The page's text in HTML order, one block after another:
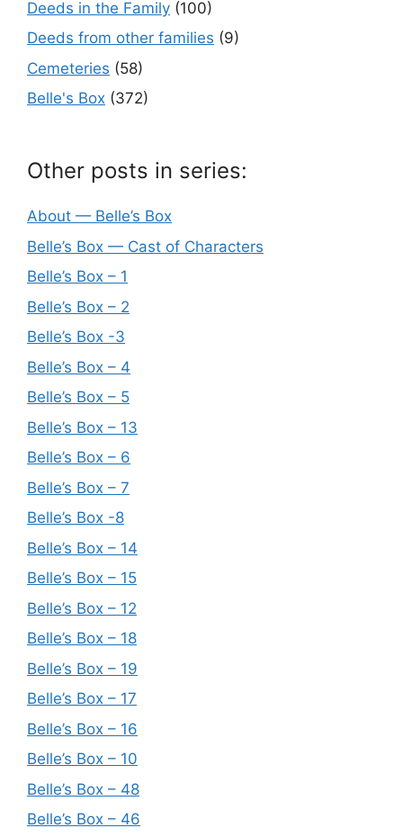
Deeds in the Family (100)
Deeds from other families (9)
Cemeteries (58)
Belle's Box (372)
Other posts in series:
About — Belle’s Box
Belle’s Box — Cast of Characters
Belle’s Box – 1
Belle’s Box – 2
Belle’s Box -3
Belle’s Box – 4
Belle’s Box – 5
Belle’s Box – 13
Belle’s Box – 6
Belle’s Box – 7
Belle’s Box -8
Belle’s Box – 14
Belle’s Box – 15
Belle’s Box – 12
Belle’s Box – 18
Belle’s Box – 19
Belle’s Box – 17
Belle’s Box – 16
Belle’s Box – 10
Belle’s Box – 48
Belle’s Box – 46